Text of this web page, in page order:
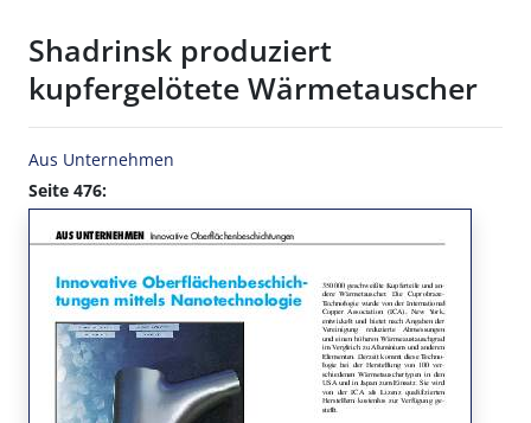
Shadrinsk produziert
kupfergelötete Wärmetauscher
Aus Unternehmen
Seite 476: